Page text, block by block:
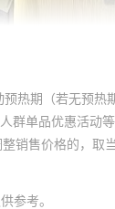
热期（若无预
群单品优惠活动
销售价格的，取
参考。